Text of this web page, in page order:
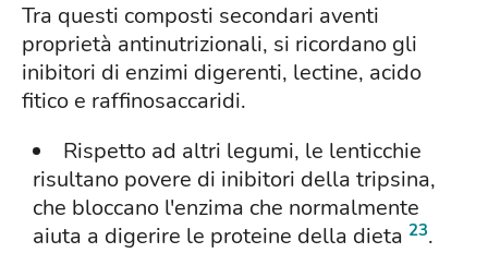
Tra questi composti secondari aventi
proprietà antinutrizionali, si ricordano gli
inibitori di enzimi digerenti, lectine, acido
fitico e raffinosaccaridi.
Rispetto ad altri legumi, le lenticchie
risultano povere di inibitori della tripsina,
che bloccano l'enzima che normalmente
aiuta a digerire le proteine della dieta 23.